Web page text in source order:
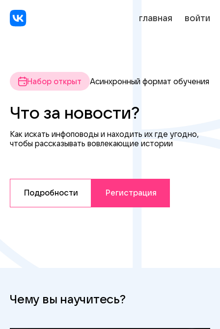
главная войти
Набор открыт Асинхронный формат обучения
Что за новости?
Как искать инфоповоды и находить их где угодно,
чтобы рассказывать вовлекающие истории
Подробности Регистрация
Чему вы научитесь?